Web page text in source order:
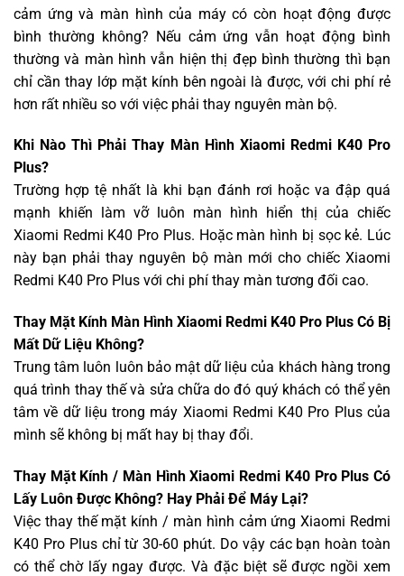
cảm ứng và màn hình của máy có còn hoạt động được
bình thường không? Nếu cảm ứng vẫn hoạt động bình
thường và màn hình vẫn hiện thị đẹp bình thường thì bạn
chỉ cần thay lớp mặt kính bên ngoài là được, với chi phí rẻ
hơn rất nhiều so với việc phải thay nguyên màn bộ.
Khi Nào Thì Phải Thay Màn Hình Xiaomi Redmi K40 Pro
Plus?
Trường hợp tệ nhất là khi bạn đánh rơi hoặc va đập quá
mạnh khiến làm vỡ luôn màn hình hiển thị của chiếc
Xiaomi Redmi K40 Pro Plus. Hoặc màn hình bị sọc kẻ. Lúc
này bạn phải thay nguyên bộ màn mới cho chiếc Xiaomi
Redmi K40 Pro Plus với chi phí thay màn tương đối cao.
Thay Mặt Kính Màn Hình Xiaomi Redmi K40 Pro Plus Có Bị
Mất Dữ Liệu Không?
Trung tâm luôn luôn bảo mật dữ liệu của khách hàng trong
quá trình thay thế và sửa chữa do đó quý khách có thể yên
tâm về dữ liệu trong máy Xiaomi Redmi K40 Pro Plus của
mình sẽ không bị mất hay bị thay đổi.
Thay Mặt Kính / Màn Hình Xiaomi Redmi K40 Pro Plus Có
Lấy Luôn Được Không? Hay Phải Để Máy Lại?
Việc thay thế mặt kính / màn hình cảm ứng Xiaomi Redmi
K40 Pro Plus chỉ từ 30-60 phút. Do vậy các bạn hoàn toàn
có thể chờ lấy ngay được. Và đặc biệt sẽ được ngồi xem